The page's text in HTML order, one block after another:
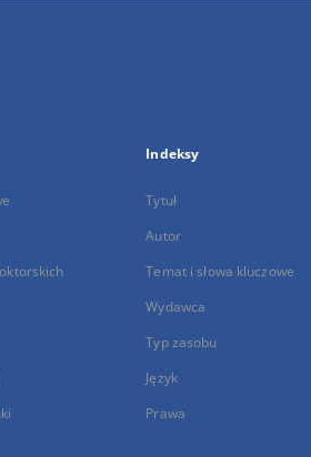
Indeksy
Tytuł
Autor
Temat i słowa kluczowe
Wydawca
Typ zasobu
Język
Prawa